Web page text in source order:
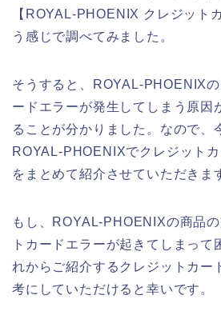
【ROYAL-PHOENIX クレジッ
う感じで調べてみました。
そうすると、ROYAL-PHOENIX
ードエラーが発生してしまう原因
ることが分かりました。なので、
ROYAL-PHOENIXでクレジット
をまとめて紹介させていただきま
もし、ROYAL-PHOENIXの商品
トカードエラーが起きてしまって
れからご紹介するクレジットカー
考にしていただけると幸いです。